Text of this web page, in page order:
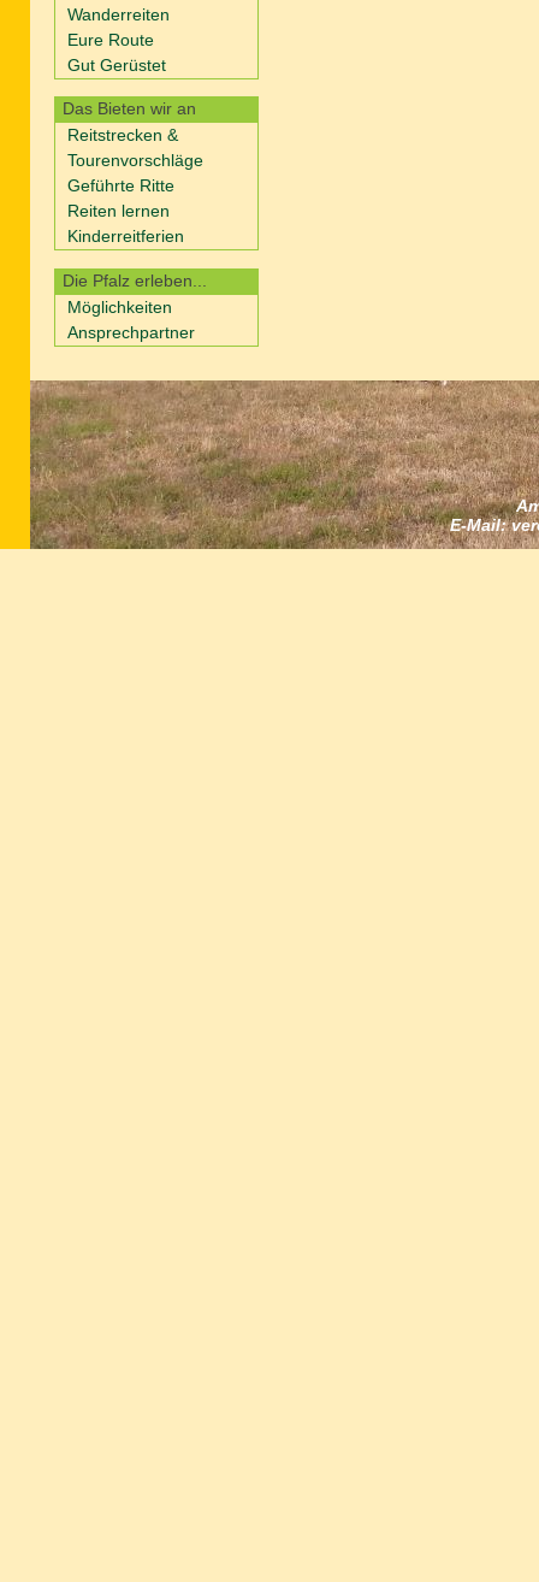
Wanderreiten
Eure Route
Gut Gerüstet
Das Bieten wir an
Reitstrecken &
Tourenvorschläge
Geführte Ritte
Reiten lernen
Kinderreitferien
Die Pfalz erleben...
Möglichkeiten
Ansprechpartner
E-Mail: